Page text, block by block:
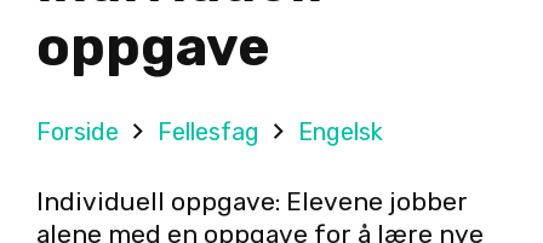
oppgave
Forside Fellesfag Engelsk
Individuell oppgave: Elevene jobber
alene med en oppgave for å lære nye